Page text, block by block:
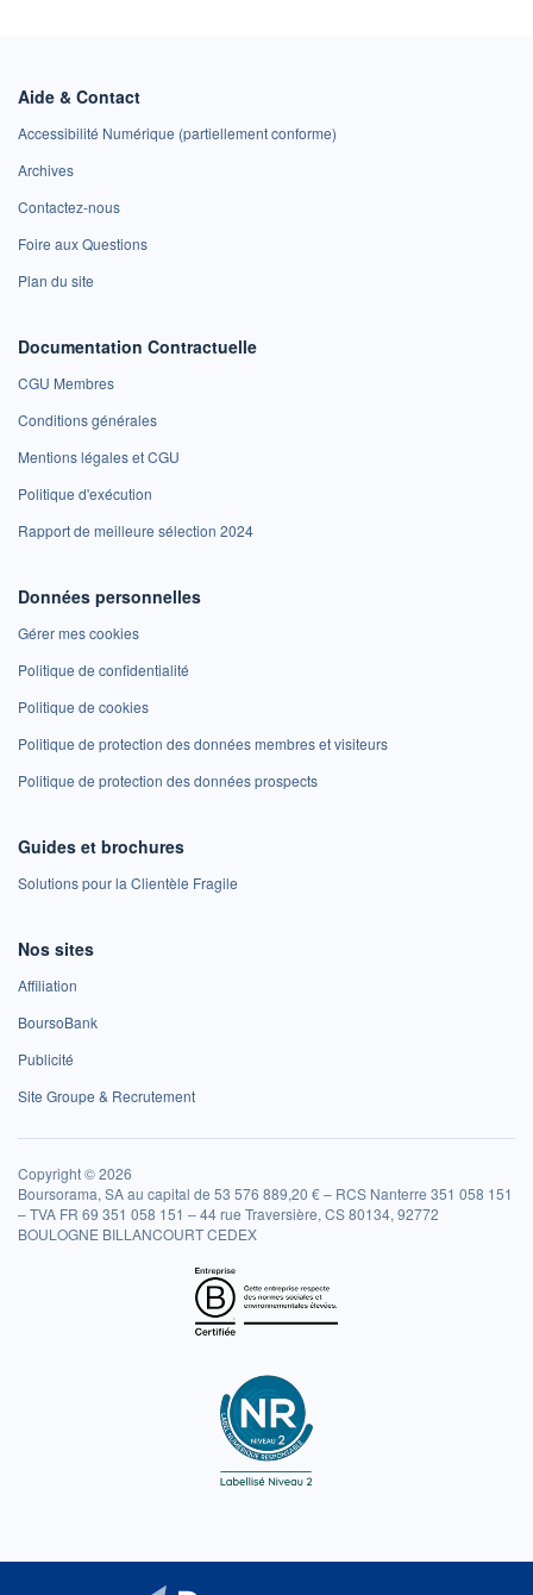
Aide & Contact
Accessibilité Numérique (partiellement conforme)
Archives
Contactez-nous
Foire aux Questions
Plan du site
Documentation Contractuelle
CGU Membres
Conditions générales
Mentions légales et CGU
Politique d'exécution
Rapport de meilleure sélection 2024
Données personnelles
Gérer mes cookies
Politique de confidentialité
Politique de cookies
Politique de protection des données membres et visiteurs
Politique de protection des données prospects
Guides et brochures
Solutions pour la Clientèle Fragile
Nos sites
Affiliation
BoursoBank
Publicité
Site Groupe & Recrutement
Copyright © 2026
Boursorama, SA au capital de 53 576 889,20 € – RCS Nanterre 351 058 151
– TVA FR 69 351 058 151 – 44 rue Traversière, CS 80134, 92772
BOULOGNE BILLANCOURT CEDEX